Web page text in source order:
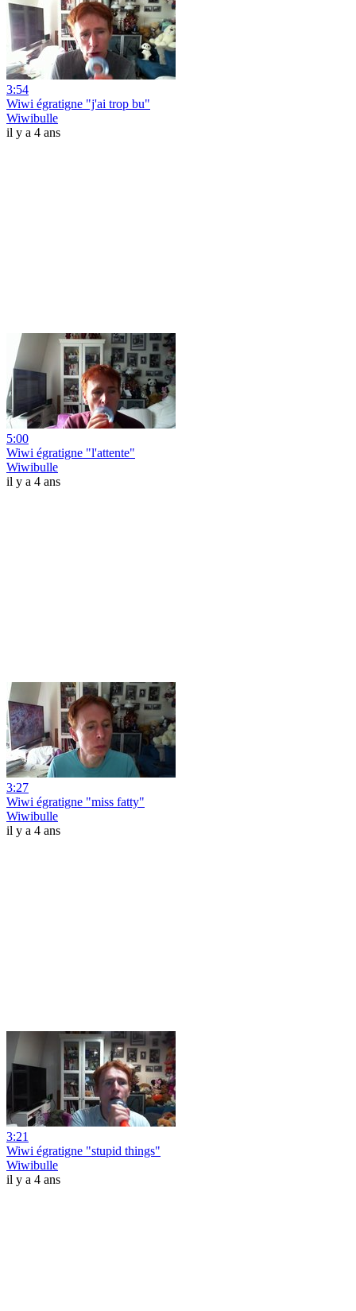
3:54
Wiwi égratigne "j'ai trop bu"
Wiwibulle
il y a 4 ans
5:00
Wiwi égratigne "l'attente"
Wiwibulle
il y a 4 ans
3:27
Wiwi égratigne "miss fatty"
Wiwibulle
il y a 4 ans
3:21
Wiwi égratigne "stupid things"
Wiwibulle
il y a 4 ans